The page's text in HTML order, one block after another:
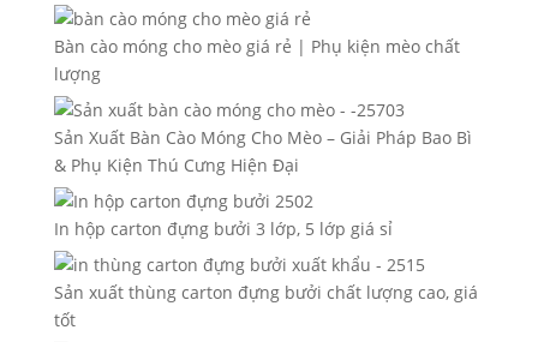
Bàn cào móng cho mèo giá rẻ | Phụ kiện mèo chất
lượng
Sản Xuất Bàn Cào Móng Cho Mèo – Giải Pháp Bao Bì
& Phụ Kiện Thú Cưng Hiện Đại
In hộp carton đựng bưởi 3 lớp, 5 lớp giá sỉ
Sản xuất thùng carton đựng bưởi chất lượng cao, giá
tốt